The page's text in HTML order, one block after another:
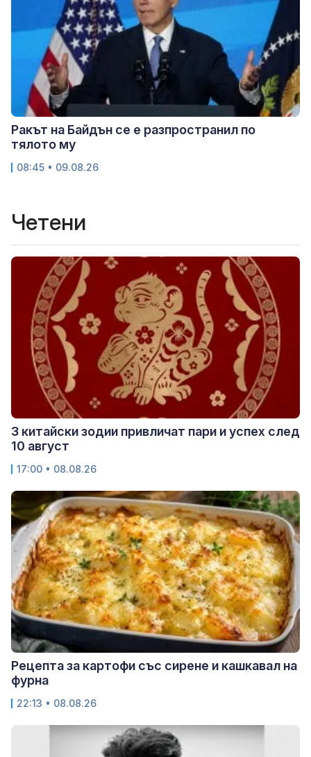
Ракът на Байдън се е разпространил по
тялото му
08:45 • 09.08.26
Четени
3 китайски зодии привличат пари и успех след
10 август
17:00 • 08.08.26
Рецепта за картофи със сирене и кашкавал на
фурна
22:13 • 08.08.26